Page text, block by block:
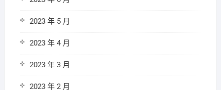
2023 年 5 月
2023 年 4 月
2023 年 3 月
2023 年 2 月